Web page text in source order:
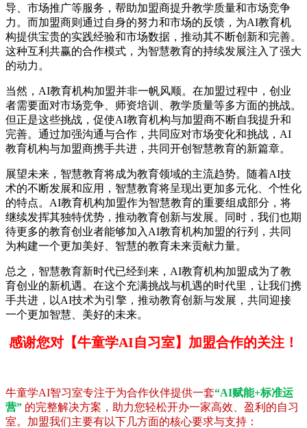
导、市场推广等服务，帮助加盟商提升教学质量和市场竞争
力。而加盟商则通过自身的努力和市场的反馈，为AI教育机
构提供宝贵的实践经验和市场数据，推动其不断创新和完善。
这种互利共赢的合作模式，为智慧教育的持续发展注入了强大
的动力。
当然，AI教育机构加盟并非一帆风顺。在加盟过程中，创业
者需要面对市场竞争、师资培训、教学质量等多方面的挑战。
但正是这些挑战，促使AI教育机构与加盟商不断自我提升和
完善。通过加强沟通与合作，共同应对市场变化和挑战，AI
教育机构与加盟商携手共进，共同开创智慧教育的新篇章。
展望未来，智慧教育将成为教育领域的主流趋势。随着AI技
术的不断发展和应用，智慧教育将呈现出更加多元化、个性化
的特点。AI教育机构加盟作为智慧教育的重要组成部分，将
继续发挥其独特优势，推动教育创新与发展。同时，我们也期
待更多的教育创业者能够加入AI教育机构加盟的行列，共同
为构建一个更加美好、智慧的教育未来贡献力量。
总之，智慧教育新时代已经到来，AI教育机构加盟成为了教
育创业的新机遇。在这个充满挑战与机遇的时代里，让我们携
手共进，以AI技术为引擎，推动教育创新与发展，共同迎接
一个更加智慧、美好的未来。
感谢您对【牛童学AI自习室】加盟合作的关注！
牛童学AI智习室专注于为合作伙伴提供一套“AI赋能+标准运
营” 的完整解决方案，助力您轻松开办一家高效、盈利的自习
室。加盟我们主要有以下几方面的核心要求与支持：